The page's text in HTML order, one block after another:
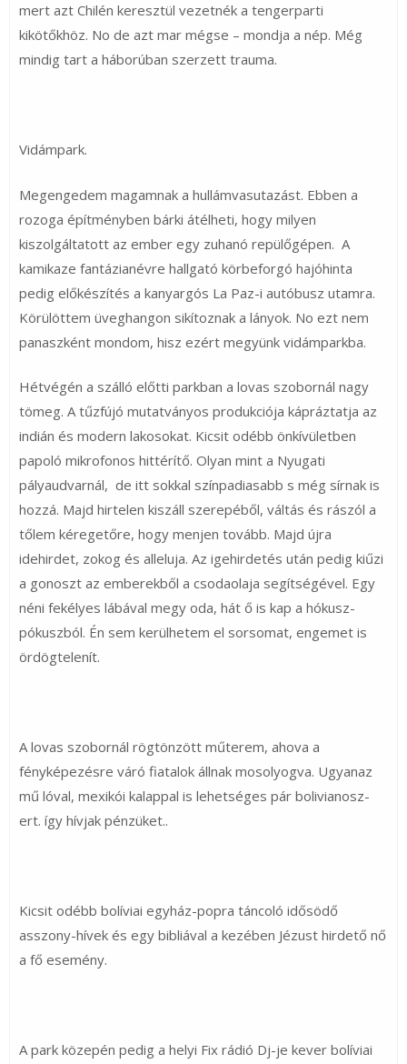
mert azt Chilén keresztül vezetnék a tengerparti
kikötőkhöz. No de azt mar mégse – mondja a nép. Még
mindig tart a háborúban szerzett trauma.
Vidámpark.
Megengedem magamnak a hullámvasutazást. Ebben a
rozoga építményben bárki átélheti, hogy milyen
kiszolgáltatott az ember egy zuhanó repülőgépen. A
kamikaze fantázianévre hallgató körbeforgó hajóhinta
pedig előkészítés a kanyargós La Paz-i autóbusz utamra.
Körülöttem üveghangon sikítoznak a lányok. No ezt nem
panaszként mondom, hisz ezért megyünk vidámparkba.
Hétvégén a szálló előtti parkban a lovas szobornál nagy
tömeg. A tűzfújó mutatványos produkciója kápráztatja az
indián és modern lakosokat. Kicsit odébb önkívületben
papoló mikrofonos hittérítő. Olyan mint a Nyugati
pályaudvarnál, de itt sokkal színpadiasabb s még sírnak is
hozzá. Majd hirtelen kiszáll szerepéből, váltás és rászól a
tőlem kéregetőre, hogy menjen tovább. Majd újra
idehirdet, zokog és alleluja. Az igehirdetés után pedig kiűzi
a gonoszt az emberekből a csodaolaja segítségével. Egy
néni fekélyes lábával megy oda, hát ő is kap a hókusz-
pókuszból. Én sem kerülhetem el sorsomat, engemet is
ördögtelenít.
A lovas szobornál rögtönzött műterem, ahova a
fényképezésre váró fiatalok állnak mosolyogva. Ugyanaz
mű lóval, mexikói kalappal is lehetséges pár bolivianosz-
ert. így hívjak pénzüket..
Kicsit odébb bolíviai egyház-popra táncoló idősödő
asszony-hívek és egy bibliával a kezében Jézust hirdető nő
a fő esemény.
A park közepén pedig a helyi Fix rádió Dj-je kever bolíviai